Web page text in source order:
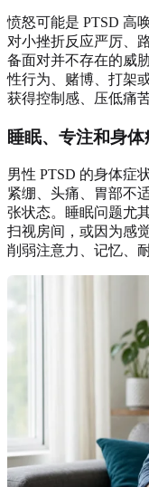
愤怒可能是 PTSD 高
对小挫折反应严厉、
备面对并不存在的威
性行为、赌博、打架
获得控制感、压低痛
睡眠、专注和身体
男性 PTSD 的身体症
紧绷、头痛、胃部不
张状态。睡眠问题尤
扫视房间，或因为感
削弱注意力、记忆、